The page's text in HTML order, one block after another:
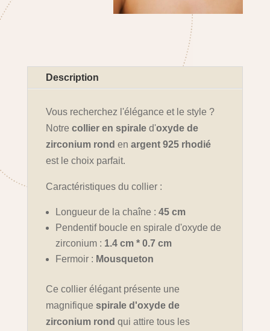
Description
Vous recherchez l'élégance et le style ?
Notre collier en spiraled'oxyde de
zirconium rond en argent 925 rhodié
est le choix parfait.
Caractéristiques du collier :
Longueur de la chaîne : 45 cm
Pendentif boucle en spirale d'oxyde de
zirconium : 1.4 cm * 0.7 cm
Fermoir : Mousqueton
Ce collier élégant présente une
magnifique spirale d'oxyde de
zirconium rond qui attire tous les